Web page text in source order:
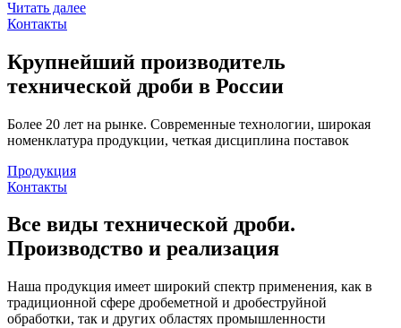
Читать далее
Контакты
Крупнейший производитель
технической дроби в России
Более 20 лет на рынке. Современные технологии, широкая
номенклатура продукции, четкая дисциплина поставок
Продукция
Контакты
Все виды технической дроби.
Производство и реализация
Наша продукция имеет широкий спектр применения, как в
традиционной сфере дробеметной и дробеструйной
обработки, так и других областях промышленности